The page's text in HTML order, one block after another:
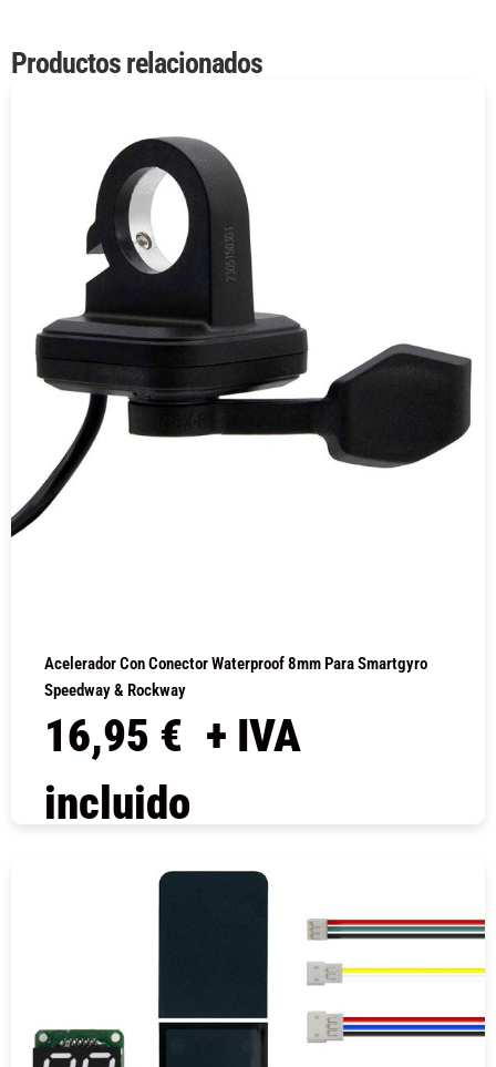
Productos relacionados
Acelerador Con Conector Waterproof 8mm Para Smartgyro
Speedway & Rockway
16,95 € + IVA
incluido